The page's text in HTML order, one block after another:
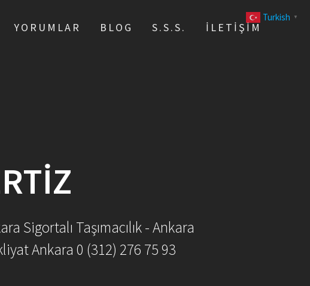
YORUMLAR BLOG S.S.S. İLETIŞIM
Sigortalı Taşımacılık - Ankara
Ankara 0 (312) 276 75 93
Turkish ▼